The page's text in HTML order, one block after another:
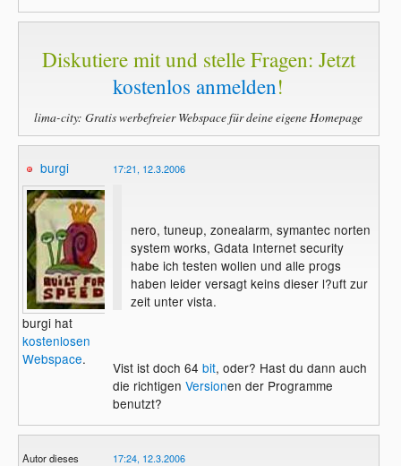
Diskutiere mit und stelle Fragen: Jetzt
kostenlos anmelden!
lima-city: Gratis werbefreier Webspace für deine eigene Homepage
burgi
burgi hat
kostenlosen
Webspace.
17:21, 12.3.2006
nero, tuneup, zonealarm, symantec norten
system works, Gdata Internet security
habe ich testen wollen und alle progs
haben leider versagt keins dieser l?uft zur
zeit unter vista.
Vist ist doch 64 bit, oder? Hast du dann auch
die richtigen Versionen der Programme
benutzt?
Autor dieses
17:24, 12.3.2006